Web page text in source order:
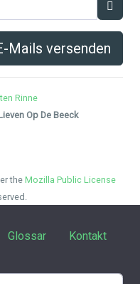
Mails versenden
Rinne
Op De Beeck
theMozilla Public License
Glossar Kontakt